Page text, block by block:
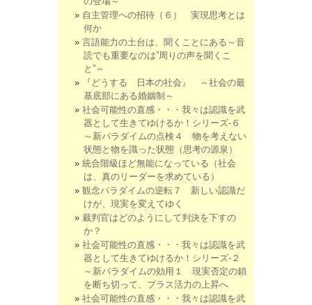
自主管理への招待（６） 実現思考とは
何か
言語能力の土台は、聞くことにある～音
読でも重要なのは”周りの声を聞くこ
と”～
『どうする 日本の社会』 ～社会の最
基底部にある婚姻制～
社会可能性の直感・・・我々は認識を武
器として生きてゆけるか！シリーズ-６
～新パラダイムの点検４ 物を考えない
状態と物を識った状態（思考の源泉）
統合階級ほど無能になっている（社会
は、真のリーダーを求めている）
観念パラダイムの逆転７ 新しい認識だ
けが、現実を変えてゆく
裁判官はどのようにして判決を下すの
か？
社会可能性の直感・・・我々は認識を武
器として生きてゆけるか！シリーズ-２
～新パラダイムの効用１ 現実否定の鎖
を断ち切って、プラス活力の上昇へ
社会可能性の直感・・・我々は認識を武